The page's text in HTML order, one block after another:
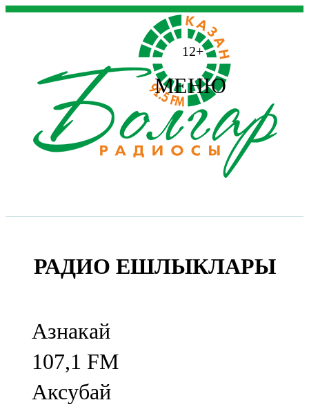
12+
МЕНЮ
РАДИО ЕШЛЫКЛАРЫ
Азнакай
107,1 FM
Аксубай